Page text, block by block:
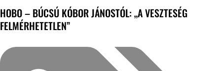
HOBO – BÚCSÚ KÓBOR JÁNOSTÓL: „A VESZTESÉG
FELMÉRHETETLEN”